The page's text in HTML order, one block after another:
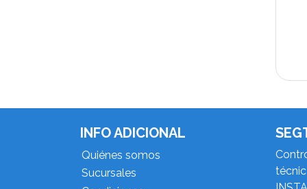
INFO ADICIONAL
Quiénes somos
Sucursales